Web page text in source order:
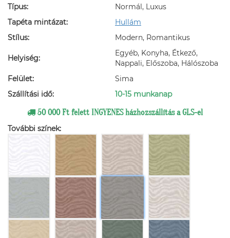
Típus:
Normál, Luxus
Tapéta mintázat:
Hullám
Stílus:
Modern, Romantikus
Helyiség:
Egyéb, Konyha, Étkező,
Nappali, Előszoba, Hálószoba
Felület:
Sima
Szállítási idő:
10-15 munkanap
50 000 Ft felett INGYENES házhozszállítás a GLS-el
További színek: